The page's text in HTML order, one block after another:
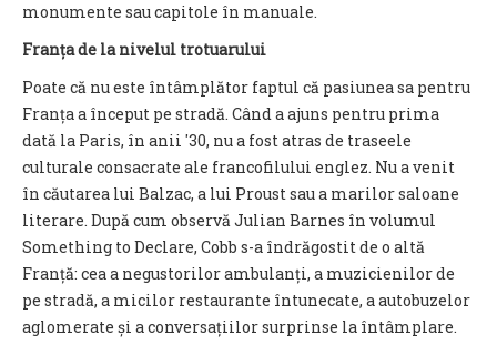
monumente sau capitole în manuale.
Franța de la nivelul trotuarului
Poate că nu este întâmplător faptul că pasiunea sa pentru
Franța a început pe stradă. Când a ajuns pentru prima
dată la Paris, în anii '30, nu a fost atras de traseele
culturale consacrate ale francofilului englez. Nu a venit
în căutarea lui Balzac, a lui Proust sau a marilor saloane
literare. După cum observă Julian Barnes în volumul
Something to Declare, Cobb s-a îndrăgostit de o altă
Franță: cea a negustorilor ambulanți, a muzicienilor de
pe stradă, a micilor restaurante întunecate, a autobuzelor
aglomerate și a conversațiilor surprinse la întâmplare.